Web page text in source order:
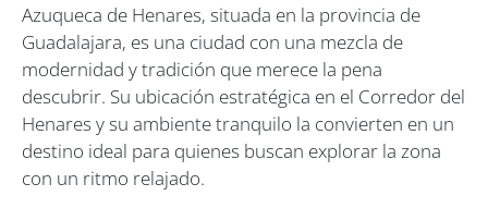
Azuqueca de Henares, situada en la provincia de
Guadalajara, es una ciudad con una mezcla de
modernidad y tradición que merece la pena
descubrir. Su ubicación estratégica en el Corredor del
Henares y su ambiente tranquilo la convierten en un
destino ideal para quienes buscan explorar la zona
con un ritmo relajado.